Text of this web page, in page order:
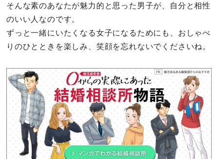
そんな素のあなたが魅力的と思った男子が、自分と相性
のいい人なのです。
ずっと一緒にいたくなる女子になるためにも、おしゃべ
りのひとときを楽しみ、笑顔を忘れないでくださいね。